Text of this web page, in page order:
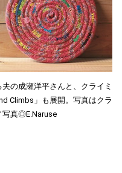
の成瀬洋平さんと、クライミ
Climbs」も展開。写真はクラ
写真◎E.Naruse